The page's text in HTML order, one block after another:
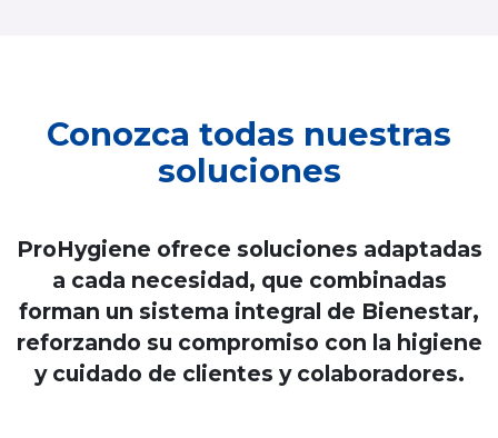
Conozca todas nuestras
soluciones
ProHygiene ofrece soluciones adaptadas
a cada necesidad, que combinadas
forman un sistema integral de Bienestar,
reforzando su compromiso con la higiene
y cuidado de clientes y colaboradores.